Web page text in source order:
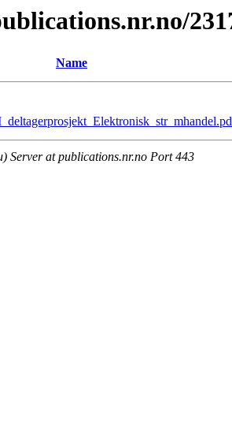
Name
Server at publications.nr.no Port 443